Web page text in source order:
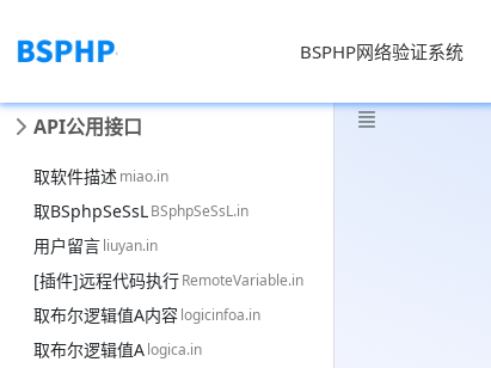
BSPHP网络验证系统
API公用接口
取软件描述miao.in
取BSphpSeSsLBSphpSeSsL.in
用户留言liuyan.in
[插件]远程代码执行RemoteVariable.in
取布尔逻辑值A内容logicinfoa.in
取布尔逻辑值Alogica.in
